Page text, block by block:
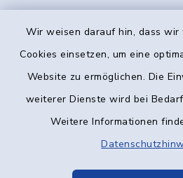
Wir weisen darauf hin, dass
Cookies einsetzen, um eine
Website zu ermöglichen. Die
weiterer Dienste wird bei
Weitere Informationen
Kontakt